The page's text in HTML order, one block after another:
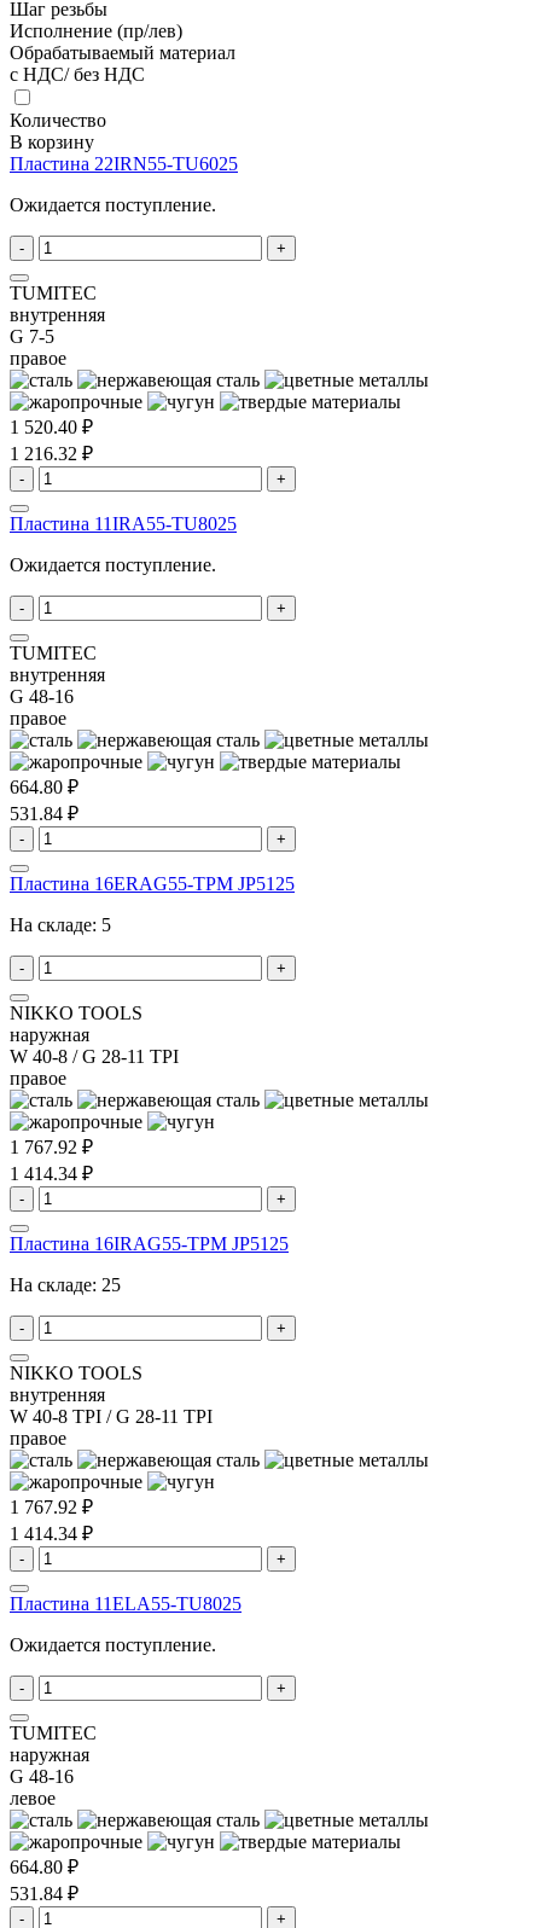
Шаг резьбы
Исполнение (пр/лев)
Обрабатываемый материал
с НДС/ без НДС
Количество
В корзину
Пластина 22IRN55-TU6025
Ожидается поступление.
- +
TUMITEC
внутренняя
G 7-5
правое
1 520.40 ₽
1 216.32 ₽
- +
Пластина 11IRA55-TU8025
Ожидается поступление.
- +
TUMITEC
внутренняя
G 48-16
правое
664.80 ₽
531.84 ₽
- +
Пластина 16ERAG55-TPM JP5125
На складе: 5
- +
NIKKO TOOLS
наружная
W 40-8 / G 28-11 TPI
правое
1 767.92 ₽
1 414.34 ₽
- +
Пластина 16IRAG55-TPM JP5125
На складе: 25
- +
NIKKO TOOLS
внутренняя
W 40-8 TPI / G 28-11 TPI
правое
1 767.92 ₽
1 414.34 ₽
- +
Пластина 11ELA55-TU8025
Ожидается поступление.
- +
TUMITEC
наружная
G 48-16
левое
664.80 ₽
531.84 ₽
- +